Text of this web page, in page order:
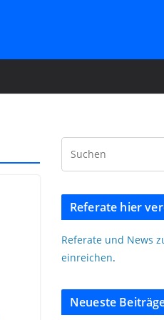
Referate hier
Referate und News
einreichen.
Neueste